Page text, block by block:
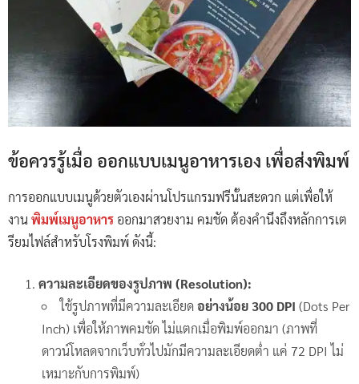
ข้อควรรู้เมื่อ ออกแบบเมนูอาหารเอง เพื่อส่งพิมพ์
การออกแบบเมนูด้วยตัวเองผ่านโปรแกรมฟรีนั้นสะดวก แต่เพื่อให้
งานพิมพ์เมนูอาหาร ออกมาสวยงาม คมชัด ต้องคำนึงถึงหลักการเต
รียมไฟล์สำหรับโรงพิมพ์ ดังนี้:
ความละเอียดของรูปภาพ (Resolution):
ใช้รูปภาพที่มีความละเอียดอย่างน้อย 300 DPI (Dots Per
Inch) เพื่อให้ภาพคมชัด ไม่แตกเมื่อพิมพ์ออกมา (ภาพที่
ดาวน์โหลดจากเว็บทั่วไปมักมีความละเอียดต่ำ แค่ 72 DPI ไม่
เหมาะกับการพิมพ์)